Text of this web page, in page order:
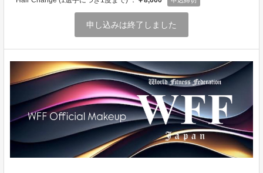
申し込みは終了しました